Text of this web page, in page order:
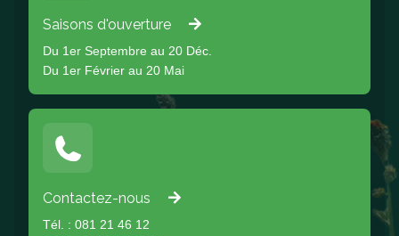
Saisons d'ouverture
Du 1er Septembre au 20 Déc.
Du 1er Février au 20 Mai
Contactez-nous
Tél. : 081 21 46 12